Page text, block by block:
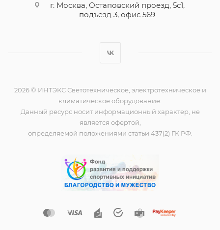
г. Москва, Остаповский проезд, 5с1,
подъезд 3, офис 569
2026 © ИНТЭКС Светотехническое, электротехническое и
климатическое оборудование.
Данный ресурс носит информационный характер, не
является офертой,
определяемой положениями статьи 437(2) ГК РФ.